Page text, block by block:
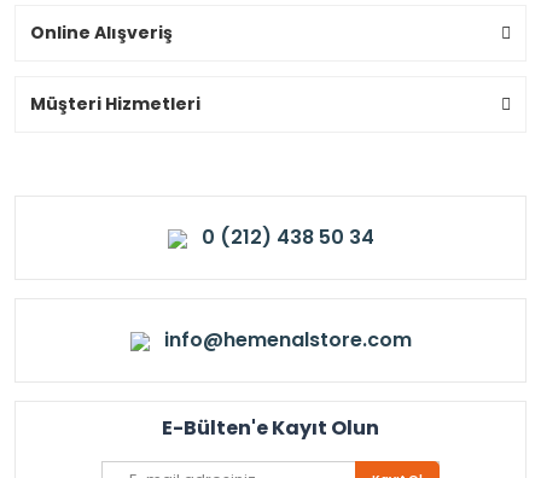
Online Alışveriş
Müşteri Hizmetleri
0 (212) 438 50 34
info@hemenalstore.com
E-Bülten'e Kayıt Olun